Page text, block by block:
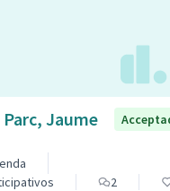
Jaume
2